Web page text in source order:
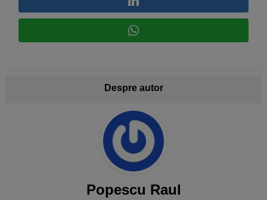
Despre autor
Popescu Raul